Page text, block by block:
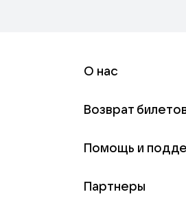
О нас
Возврат
Помощь и
Партнеры